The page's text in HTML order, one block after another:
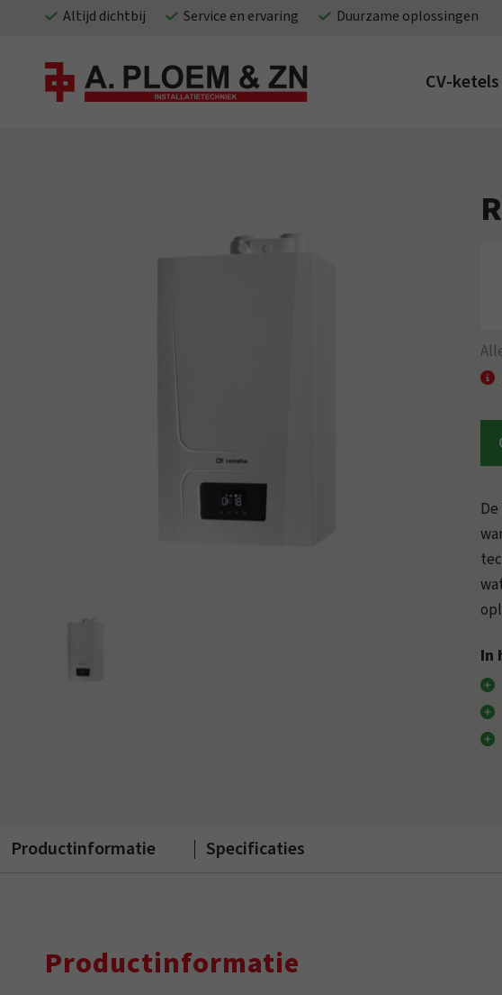
Altijd dichtbij Service en ervaring Duurzame oplossingen
CV-ketels
In
Productinformatie Specificaties
Productinformatie